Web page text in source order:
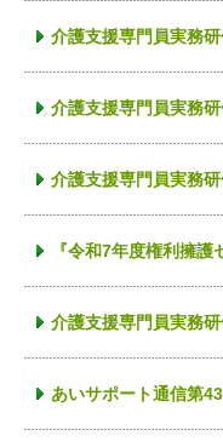
介護支援専門員実務
介護支援専門員実務
介護支援専門員実務
『令和7年度権利擁
介護支援専門員実務
あいサポート通信第